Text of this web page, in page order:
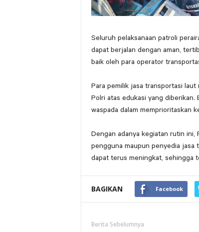
Seluruh pelaksanaan patroli
dapat berjalan dengan aman,
baik oleh para operator
Para pemilik jasa transportasi laut
Polri atas edukasi yang diberikan.
waspada dalam memprioritaskan
Dengan adanya kegiatan rutin ini,
pengguna maupun penyedia jasa
dapat terus meningkat, sehingga
BAGIKAN Facebook
Berita Sebelumnya